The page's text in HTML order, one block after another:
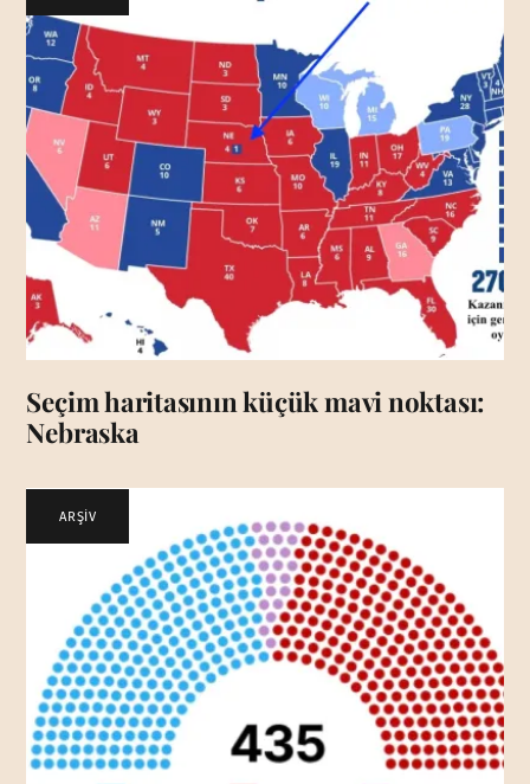
Seçim haritasının küçük mavi noktası:
Nebraska
ARŞİV